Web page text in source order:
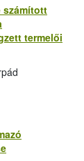
számított
termelői